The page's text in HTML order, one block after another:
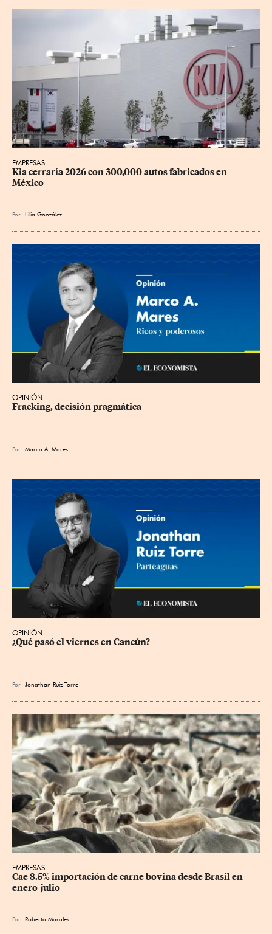
EMPRESAS
Kia cerraría 2026 con 300,000 autos fabricados en
México
Por Lilia González
OPINIÓN
Fracking, decisión pragmática
Por Marco A. Mares
OPINIÓN
¿Qué pasó el viernes en Cancún?
Por Jonathan Ruiz Torre
EMPRESAS
Cae 8.5% importación de carne bovina desde Brasil en
enero-julio
Por Roberto Morales